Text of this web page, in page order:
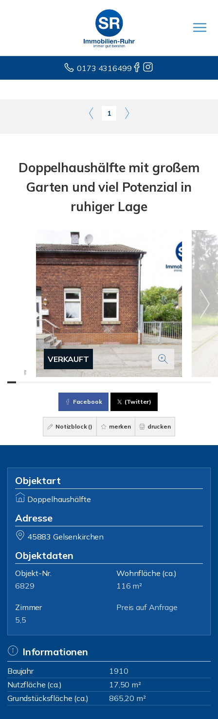
0173 4316499
1
Doppelhaushälfte mit großem
Garten und viel Potenzial in
ruhiger Lage
VERKAUFT
Facebook (Twitter)
Notizblock () merken drucken
Objektart
Doppelhaushälfte
Adresse
45883 Gelsenkirchen
Objektdaten
Objekt-Nr.
6829
Wohnfläche (ca.)
116 m²
Zimmer
5,5
Preis auf Anfrage
Informationen
Baujahr
1910
Nutzfläche (ca.)
17,50 m²
Grundstücksfläche (ca.)
865,20 m²